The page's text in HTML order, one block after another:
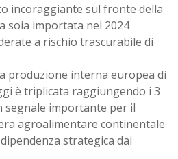
incoraggiante sul fronte della
soia importata nel 2024
a rischio trascurabile di
produzione interna europea di
è triplicata raggiungendo i 3
segnale importante per il
agroalimentare continentale
strategica dai